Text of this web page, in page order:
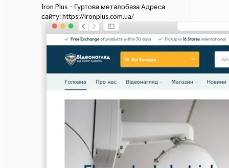
Iron Plus – Гуртова металобаза Адреса
сайту: https://ironplus.com.ua/